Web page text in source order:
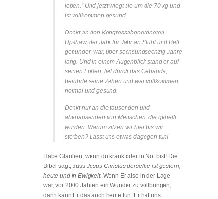
leben.“ Und jetzt wiegt sie um die 70 kg und
ist vollkommen gesund.
Denkt an den Kongressabgeordneten
Upshaw, der Jahr für Jahr an Stuhl und Bett
gebunden war, über sechsundsechzig Jahre
lang. Und in einem Augenblick stand er auf
seinen Füßen, lief durch das Gebäude,
berührte seine Zehen und war vollkommen
normal und gesund.
Denkt nur an die tausenden und
abertausenden von Menschen, die geheilt
wurden. Warum sitzen wir hier bis wir
sterben? Lasst uns etwas dagegen tun!
Habe Glauben, wenn du krank oder in Not bist! Die
Bibel sagt, dass Jesus Christus derselbe ist gestern,
heute und in Ewigkeit. Wenn Er also in der Lage
war, vor 2000 Jahren ein Wunder zu vollbringen,
dann kann Er das auch heute tun. Er hat uns